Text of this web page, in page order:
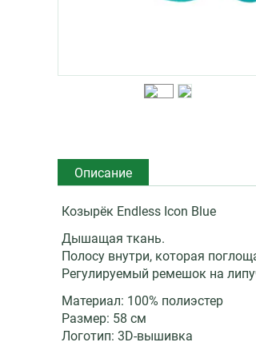
Описание
Козырёк Endless Icon Blue
Дышащая ткань.
Полосу внутри, которая
Регулируемый ремешок на
Материал: 100% полиэстер
Размер: 58 см
Логотип: 3D-вышивка